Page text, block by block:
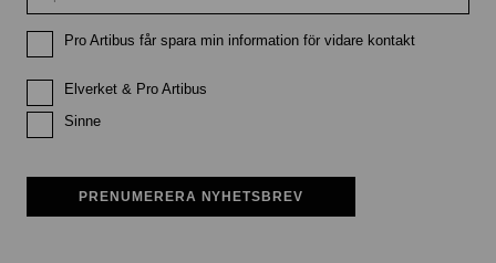
Pro Artibus får spara min information för vidare kontakt
Elverket & Pro Artibus
Sinne
PRENUMERERA NYHETSBREV